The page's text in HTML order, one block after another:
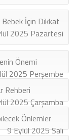
İçin Dikkat
2025 Pazartesi
Önemi
2025 Perşembe
Rehberi
2025 Çarşamba
Önlemler
9 Eylül 2025 Salı